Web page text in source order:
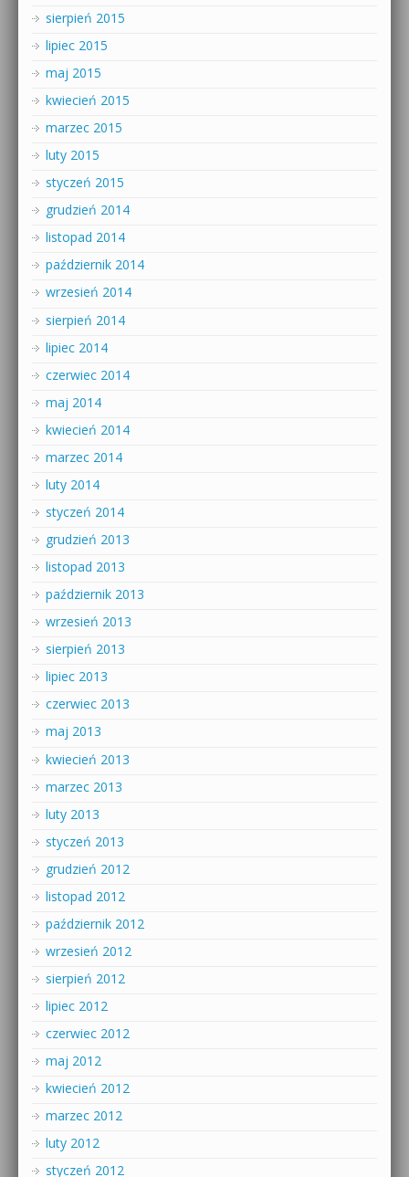
sierpień 2015
lipiec 2015
maj 2015
kwiecień 2015
marzec 2015
luty 2015
styczeń 2015
grudzień 2014
listopad 2014
październik 2014
wrzesień 2014
sierpień 2014
lipiec 2014
czerwiec 2014
maj 2014
kwiecień 2014
marzec 2014
luty 2014
styczeń 2014
grudzień 2013
listopad 2013
październik 2013
wrzesień 2013
sierpień 2013
lipiec 2013
czerwiec 2013
maj 2013
kwiecień 2013
marzec 2013
luty 2013
styczeń 2013
grudzień 2012
listopad 2012
październik 2012
wrzesień 2012
sierpień 2012
lipiec 2012
czerwiec 2012
maj 2012
kwiecień 2012
marzec 2012
luty 2012
styczeń 2012